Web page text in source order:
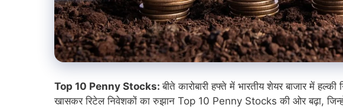
Top 10 Penny Stocks:बीते कारोबारी हफ्ते में भारतीय शेयर बाजार में
खासकर रिटेल निवेशकों का रुझान Top 10 Penny Stocks की ओर बढ़ा,